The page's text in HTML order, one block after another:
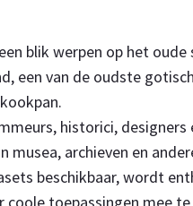
blik werpen op het
een van de oudste
historici,
musea, archieven en
beschikbaar, wordt